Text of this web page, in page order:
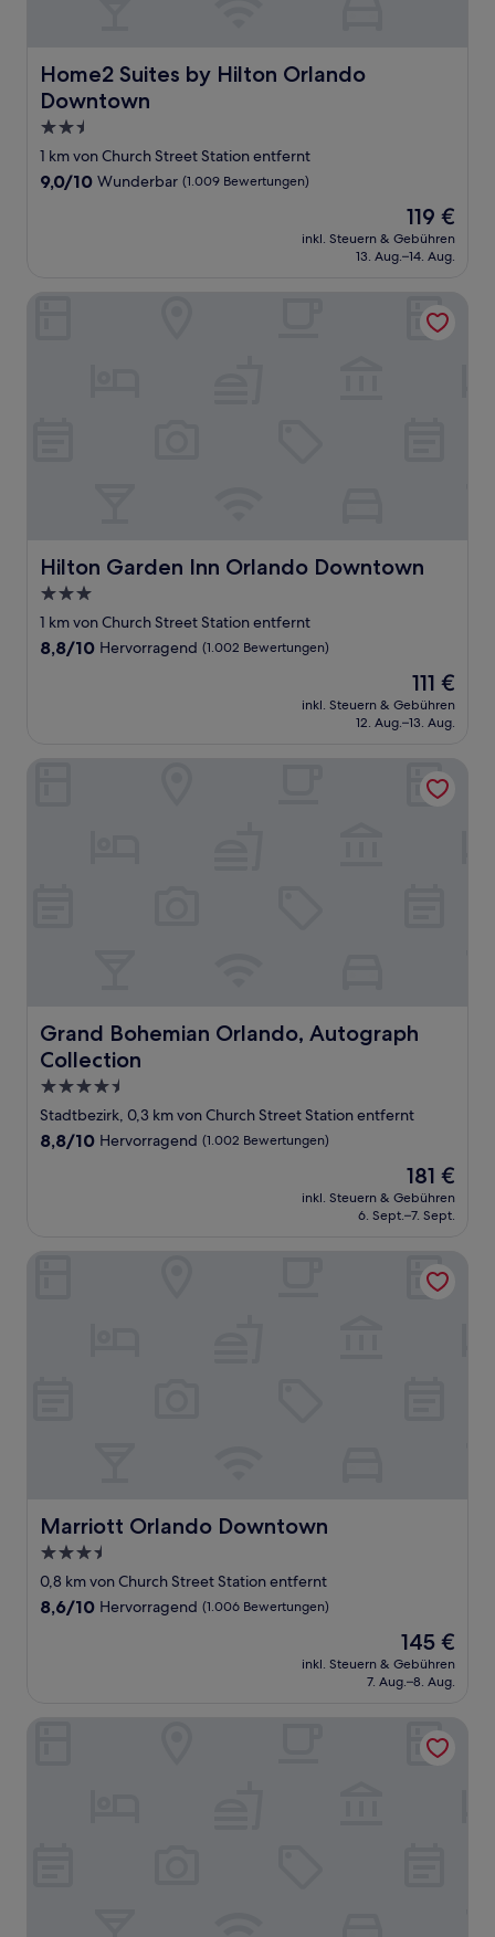
Home2 Suites by Hilton Orlando
Downtown
Home2 Suites by Hilton Orlando Downtown
2.5-
Sterne-
Unterkunft
1 km von Church Street Station entfernt
9.0
9,0/10 Wunderbar (1.009 Bewertungen)
Der
Preis
beträgt
119 €
inkl. Steuern & Gebühren
13. Aug.–14. Aug.
Hilton Garden Inn Orlando Downtown
Hilton Garden Inn Orlando Downtown
3.0-
Sterne-
Unterkunft
1 km von Church Street Station entfernt
8.8
8,8/10 Hervorragend (1.002 Bewertungen)
Der
Preis
beträgt
111 €
inkl. Steuern & Gebühren
12. Aug.–13. Aug.
Grand Bohemian Orlando, Autograph
Collection
Grand Bohemian Orlando, Autograph Collection
4.5-
Sterne-
Unterkunft
Stadtbezirk, 0,3 km von Church Street Station entfernt
8.8
8,8/10 Hervorragend (1.002 Bewertungen)
Der
Preis
beträgt
181 €
inkl. Steuern & Gebühren
6. Sept.–7. Sept.
Marriott Orlando Downtown
Marriott Orlando Downtown
3.5-
Sterne-
Unterkunft
0,8 km von Church Street Station entfernt
8.6
8,6/10 Hervorragend (1.006 Bewertungen)
Der
Preis
beträgt
145 €
inkl. Steuern & Gebühren
7. Aug.–8. Aug.